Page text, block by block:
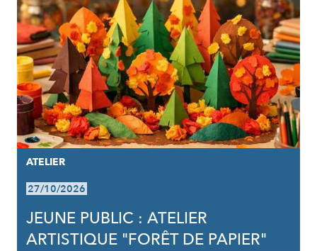
ATELIER
27/10/2026
JEUNE PUBLIC : ATELIER
ARTISTIQUE "FORÊT DE PAPIER"